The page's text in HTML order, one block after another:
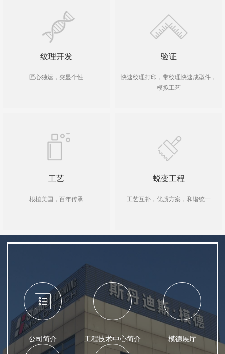
纹理开发
匠心独运，突显个性
验证
快速纹理打印，带纹理快速成型件，
模拟工艺
工艺
根植美国，百年传承
蜕变工程
工艺互补，优质方案，和谐统一
公司简介 工程技术中心简介 模德展厅